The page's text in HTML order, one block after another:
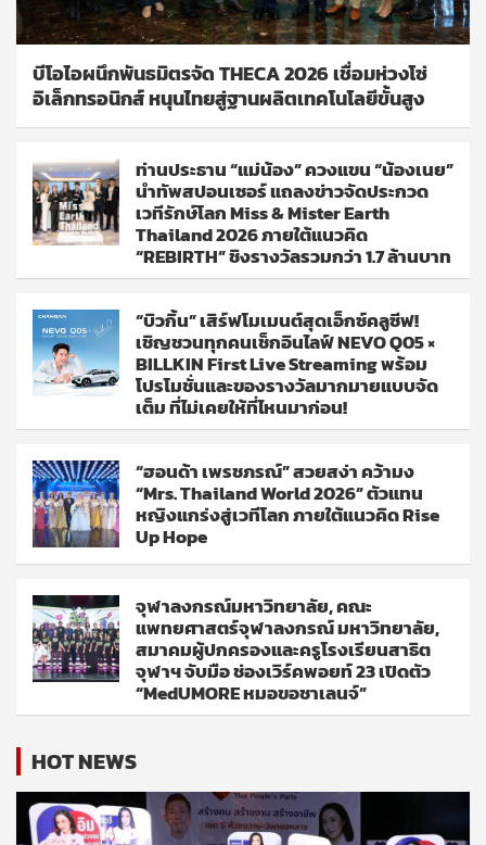
บีโอไอผนึกพันธมิตรจัด THECA 2026 เชื่อมห่วงโซ่
อิเล็กทรอนิกส์ หนุนไทยสู่ฐานผลิตเทคโนโลยีขั้นสูง
ท่านประธาน “แม่น้อง” ควงแขน “น้องเนย”
นำทัพสปอนเซอร์ แถลงข่าวจัดประกวด
เวทีรักษ์โลก Miss & Mister Earth
Thailand 2026 ภายใต้แนวคิด
“REBIRTH” ชิงรางวัลรวมกว่า 1.7 ล้านบาท
“บิวกิ้น” เสิร์ฟโมเมนต์สุดเอ็กซ์คลูซีฟ!
เชิญชวนทุกคนเช็กอินไลฟ์ NEVO Q05 ×
BILLKIN First Live Streaming พร้อม
โปรโมชั่นและของรางวัลมากมายแบบจัด
เต็ม ที่ไม่เคยให้ที่ไหนมาก่อน!
“ฮอนด้า เพรชภรณ์” สวยสง่า คว้ามง
“Mrs. Thailand World 2026” ตัวแทน
หญิงแกร่งสู่เวทีโลก ภายใต้แนวคิด Rise
Up Hope
จุฬาลงกรณ์มหาวิทยาลัย, คณะ
แพทยศาสตร์จุฬาลงกรณ์ มหาวิทยาลัย,
สมาคมผู้ปกครองและครูโรงเรียนสาธิต
จุฬาฯ จับมือ ช่องเวิร์คพอยท์ 23 เปิดตัว
“MedUMORE หมอขอชาเลนจ์”
HOT NEWS